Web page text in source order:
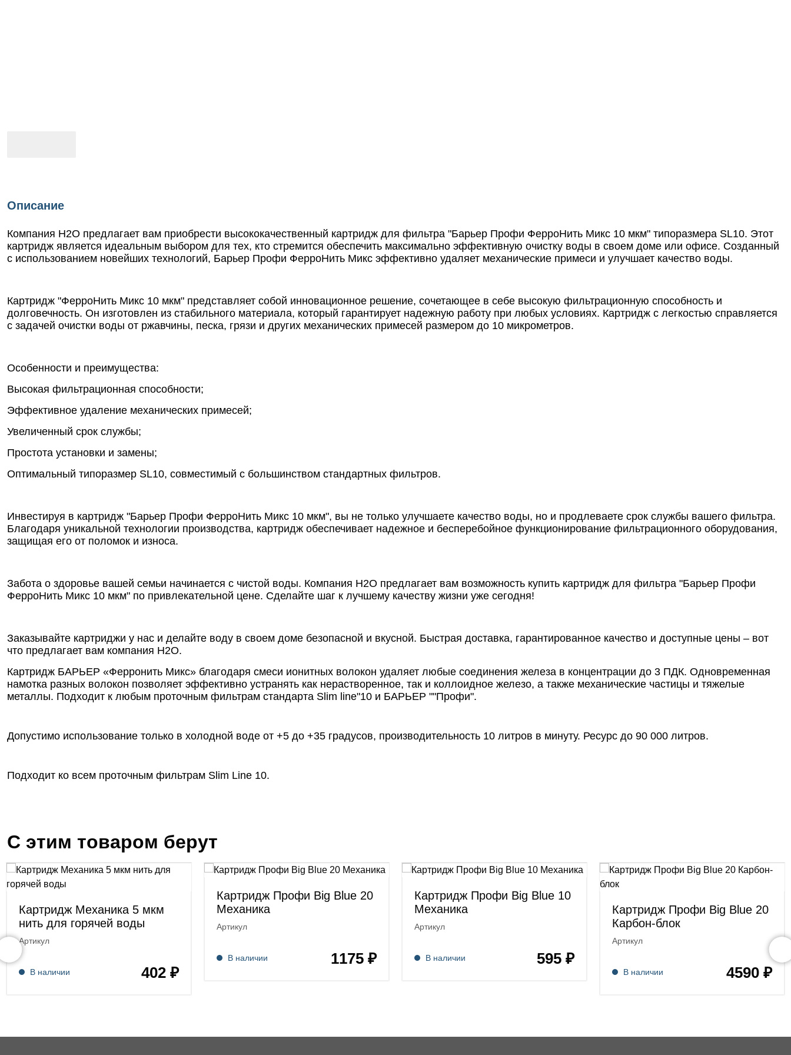
Описание
Компания Н2О предлагает вам приобрести высококачественный картридж для фильтра "Барьер Профи ФерроНить Микс 10 мкм" типоразмера SL10. Этот
картридж является идеальным выбором для тех, кто стремится обеспечить максимально эффективную очистку воды в своем доме или офисе. Созданный
с использованием новейших технологий, Барьер Профи ФерроНить Микс эффективно удаляет механические примеси и улучшает качество воды.
Картридж "ФерроНить Микс 10 мкм" представляет собой инновационное решение, сочетающее в себе высокую фильтрационную способность и
долговечность. Он изготовлен из стабильного материала, который гарантирует надежную работу при любых условиях. Картридж с легкостью справляется
с задачей очистки воды от ржавчины, песка, грязи и других механических примесей размером до 10 микрометров.
Особенности и преимущества:
Высокая фильтрационная способности;
Эффективное удаление механических примесей;
Увеличенный срок службы;
Простота установки и замены;
Оптимальный типоразмер SL10, совместимый с большинством стандартных фильтров.
Инвестируя в картридж "Барьер Профи ФерроНить Микс 10 мкм", вы не только улучшаете качество воды, но и продлеваете срок службы вашего фильтра.
Благодаря уникальной технологии производства, картридж обеспечивает надежное и бесперебойное функционирование фильтрационного оборудования,
защищая его от поломок и износа.
Забота о здоровье вашей семьи начинается с чистой воды. Компания Н2О предлагает вам возможность купить картридж для фильтра "Барьер Профи
ФерроНить Микс 10 мкм" по привлекательной цене. Сделайте шаг к лучшему качеству жизни уже сегодня!
Заказывайте картриджи у нас и делайте воду в своем доме безопасной и вкусной. Быстрая доставка, гарантированное качество и доступные цены – вот
что предлагает вам компания Н2О.
Картридж БАРЬЕР «Ферронить Микс» благодаря смеси ионитных волокон удаляет любые соединения железа в концентрации до 3 ПДК. Одновременная
намотка разных волокон позволяет эффективно устранять как нерастворенное, так и коллоидное железо, а также механические частицы и тяжелые
металлы. Подходит к любым проточным фильтрам стандарта Slim line"10 и БАРЬЕР ""Профи".
Допустимо использование только в холодной воде от +5 до +35 градусов, производительность 10 литров в минуту. Ресурс до 90 000 литров.
Подходит ко всем проточным фильтрам Slim Line 10.
С этим товаром берут
Картридж Механика 5 мкм
нить для горячей воды
Артикул
В наличии 402 ₽
Картридж Профи Big Blue 20
Механика
Артикул
В наличии 1175 ₽
Картридж Профи Big Blue 10
Механика
Артикул
В наличии 595 ₽
Картридж Профи Big Blue 20
Карбон-блок
Артикул
В наличии 4590 ₽